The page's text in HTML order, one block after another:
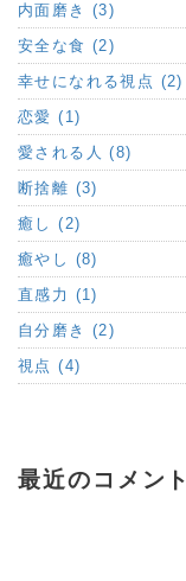
内面磨き (3)
安全な食 (2)
幸せになれる視点 (2)
恋愛 (1)
愛される人 (8)
断捨離 (3)
癒し (2)
癒やし (8)
直感力 (1)
自分磨き (2)
視点 (4)
最近のコメント